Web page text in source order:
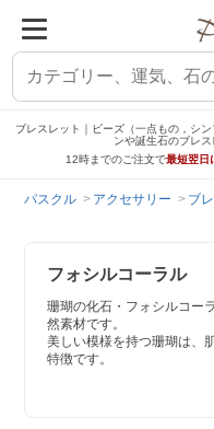
ブレスレット｜ビーズ（一点もの，シ
ンや誕生石のブレ
12時までのご注文で最短翌日
パスクル アクセサリー ブ
フォシルコーラル
珊瑚の化石・フォシルコー
然素材です。
美しい模様を持つ珊瑚は、
特徴です。